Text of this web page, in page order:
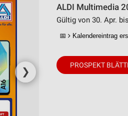
❯
ALDI Multimedia
Gültig von 30. Apr.
📅 Kalendereintrag
PROSPEKT